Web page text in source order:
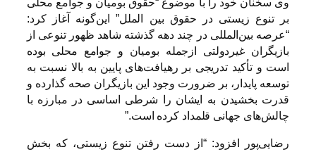
وی سخنان خود را با موضوع “حقوق بومیان و جوامع محلی
بر تنوع زیستی در حقوق بین الملل” این‌گونه آغاز کرد:
“عرصه بین‌المللی در چند دهه گذشته شاهد ظهور تنوعی از
بازیگران غیردولتی ازجمله بومیان و جوامع محلی بوده
است و تأکید تدریجی بر رهیافت‌های پایین به بالا نسبت به
توسعه پایدار، بر ضرورت وجود این بازیگران صحه گذارده و
قدرت بخشیدن به ایشان را شرطی اساسی در مبارزه با
چالش‌های جهانی قلمداد کرده است.”
رضایی‌پور افزود: “از دست رفتن تنوع زیستی، که بخش